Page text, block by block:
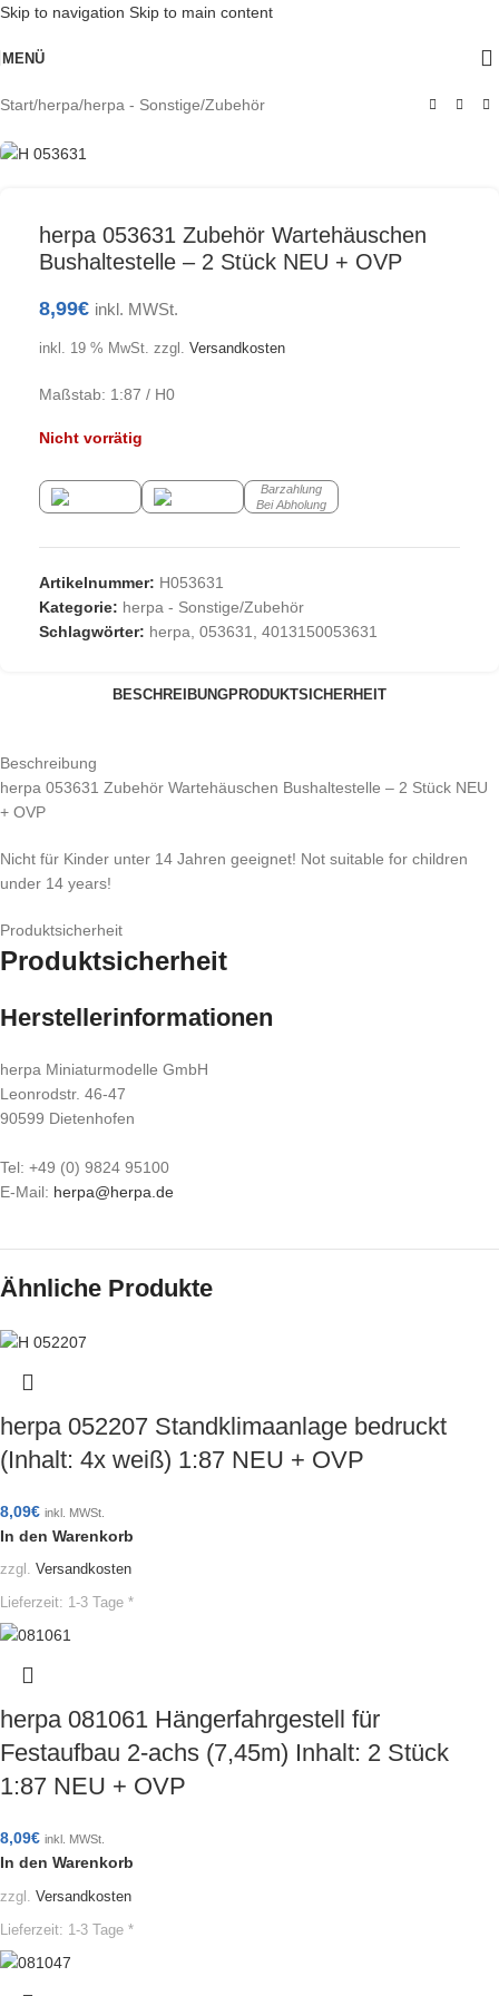
Skip to navigation Skip to main content
MENÜ
Start/herpa/herpa - Sonstige/Zubehör
Ausverkauft
herpa 053631 Zubehör Wartehäuschen
Bushaltestelle – 2 Stück NEU + OVP
8,99€ inkl. MWSt.
inkl. 19 % MwSt. zzgl. Versandkosten
Maßstab: 1:87 / H0
Nicht vorrätig
Barzahlung
Bei Abholung
Artikelnummer: H053631
Kategorie: herpa - Sonstige/Zubehör
Schlagwörter: herpa, 053631, 4013150053631
BESCHREIBUNGPRODUKTSICHERHEIT
Beschreibung
herpa 053631 Zubehör Wartehäuschen Bushaltestelle – 2 Stück NEU
+ OVP
Nicht für Kinder unter 14 Jahren geeignet! Not suitable for children
under 14 years!
Produktsicherheit
Produktsicherheit
Herstellerinformationen
herpa Miniaturmodelle GmbH
Leonrodstr. 46-47
90599 Dietenhofen
Tel: +49 (0) 9824 95100
E-Mail: herpa@herpa.de
Ähnliche Produkte
herpa 052207 Standklimaanlage bedruckt
(Inhalt: 4x weiß) 1:87 NEU + OVP
8,09€ inkl. MWSt.
In den Warenkorb
zzgl. Versandkosten
Lieferzeit: 1-3 Tage *
herpa 081061 Hängerfahrgestell für
Festaufbau 2-achs (7,45m) Inhalt: 2 Stück
1:87 NEU + OVP
8,09€ inkl. MWSt.
In den Warenkorb
zzgl. Versandkosten
Lieferzeit: 1-3 Tage *